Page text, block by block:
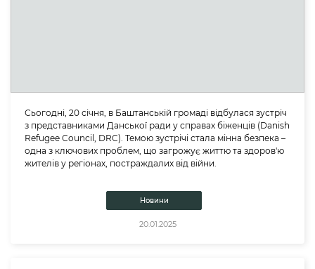
Сьогодні, 20 січня, в Баштанській громаді відбулася зустріч
з представниками Данської ради у справах біженців (Danish
Refugee Council, DRC). Темою зустрічі стала мінна безпека –
одна з ключових проблем, що загрожує життю та здоров'ю
жителів у регіонах, постраждалих від війни.
Новини
20.01.2025